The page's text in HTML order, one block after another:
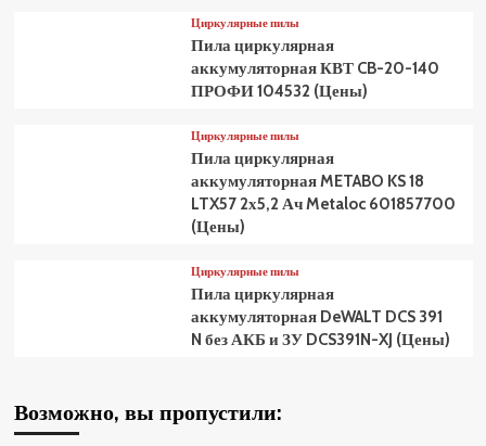
Циркулярные пилы
Пила циркулярная
аккумуляторная КВТ CB-20-140
ПРОФИ 104532 (Цены)
Циркулярные пилы
Пила циркулярная
аккумуляторная METABO KS 18
LTX57 2х5,2 Ач Metaloc 601857700
(Цены)
Циркулярные пилы
Пила циркулярная
аккумуляторная DeWALT DCS 391
N без АКБ и ЗУ DCS391N-XJ (Цены)
Возможно, вы пропустили: